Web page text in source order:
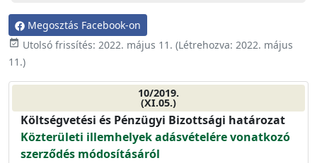
Megosztás Facebook-on
event_available Utolsó frissítés: 2022. május 11. (Létrehozva: 2022. május
11.)
10/2019.
(XI.05.)
Költségvetési és Pénzügyi Bizottsági határozat
Közterületi illemhelyek adásvételére vonatkozó
szerződés módosításáról